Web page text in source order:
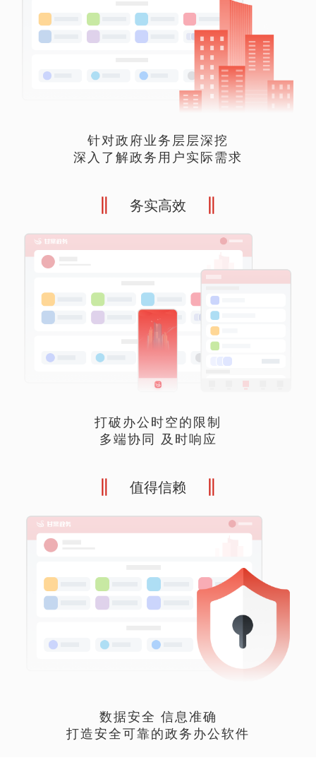
针对政府业务层层深挖
深入了解政务用户实际需求
务实高效
打破办公时空的限制
多端协同 及时响应
值得信赖
数据安全 信息准确
打造安全可靠的政务办公软件